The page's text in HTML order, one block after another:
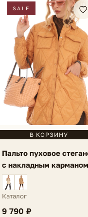
SALE
В КОРЗИНУ
Пальто пуховое
с накладным карманом
темно-оранжевое Ria
Каталог
9 790 ₽